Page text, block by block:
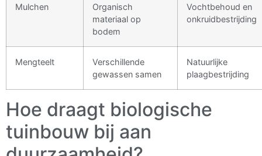
Mulchen
Organisch
materiaal op
bodem
Vochtbehoud en
onkruidbestrijding
Mengteelt
Verschillende
gewassen samen
Natuurlijke
plaagbestrijding
Hoe draagt biologische
tuinbouw bij aan